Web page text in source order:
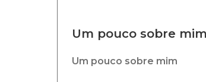
Um pouco sobre mim
Um pouco sobre mim